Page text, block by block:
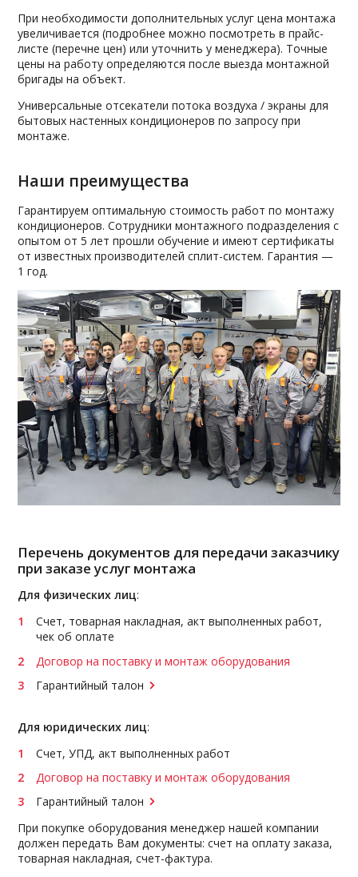
При необходимости дополнительных услуг цена монтажа
увеличивается (подробнее можно посмотреть в прайс-
листе (перечне цен) или уточнить у менеджера). Точные
цены на работу определяются после выезда монтажной
бригады на объект.
Универсальные отсекатели потока воздуха / экраны для
бытовых настенных кондиционеров по запросу при
монтаже.
Наши преимущества
Гарантируем оптимальную стоимость работ по монтажу
кондиционеров. Сотрудники монтажного подразделения с
опытом от 5 лет прошли обучение и имеют сертификаты
от известных производителей сплит-систем. Гарантия —
1 год.
Перечень документов для передачи заказчику
при заказе услуг монтажа
Для физических лиц:
Счет, товарная накладная, акт выполненных работ,
чек об оплате
Договор на поставку и монтаж оборудования
Гарантийный талон
Для юридических лиц:
Счет, УПД, акт выполненных работ
Договор на поставку и монтаж оборудования
Гарантийный талон
При покупке оборудования менеджер нашей компании
должен передать Вам документы: счет на оплату заказа,
товарная накладная, счет-фактура.